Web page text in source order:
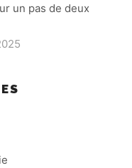
un pas de deux